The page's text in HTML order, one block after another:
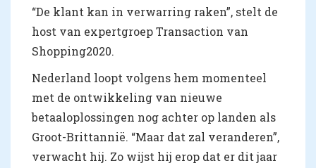
“De klant kan in verwarring raken”, stelt de
host van expertgroep Transaction van
Shopping2020.
Nederland loopt volgens hem momenteel
met de ontwikkeling van nieuwe
betaaloplossingen nog achter op landen als
Groot-Brittannië. “Maar dat zal veranderen”,
verwacht hij. Zo wijst hij erop dat er dit jaar